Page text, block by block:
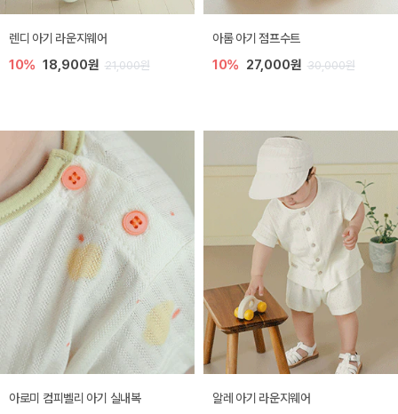
렌디 아기 라운지웨어
10% 18,900원 21,000원
아롬 아기 점프수트
10% 27,000원 30,000원
아로미 컴피벨리 아기 실내복 알레 아기 라운지웨어